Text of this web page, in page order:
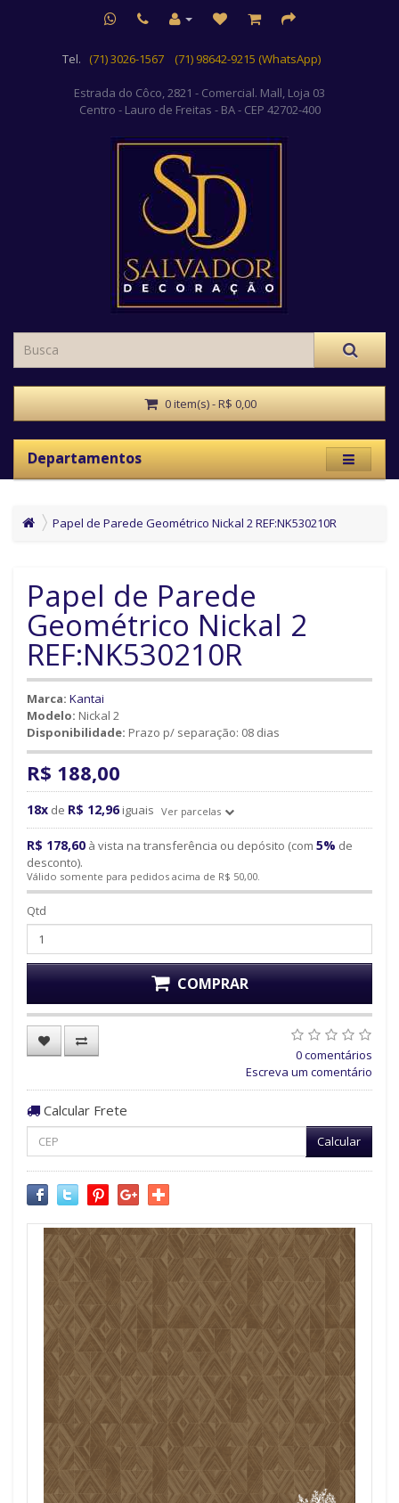
Tel. (71) 3026-1567 (71) 98642-9215 (WhatsApp)
Estrada do Côco, 2821 - Comercial. Mall, Loja 03
Centro - Lauro de Freitas - BA - CEP 42702-400
0 item(s) - R$ 0,00
Departamentos
Papel de Parede Geométrico Nickal 2 REF:NK530210R
Papel de Parede
Geométrico Nickal 2
REF:NK530210R
Marca: Kantai
Modelo: Nickal 2
Disponibilidade: Prazo p/ separação: 08 dias
R$ 188,00
18x de R$ 12,96 iguais Ver parcelas
R$ 178,60 à vista na transferência ou depósito (com 5% de
desconto).
Válido somente para pedidos acima de R$ 50,00.
Qtd
COMPRAR
0 comentários
Escreva um comentário
Calcular Frete
Calcular